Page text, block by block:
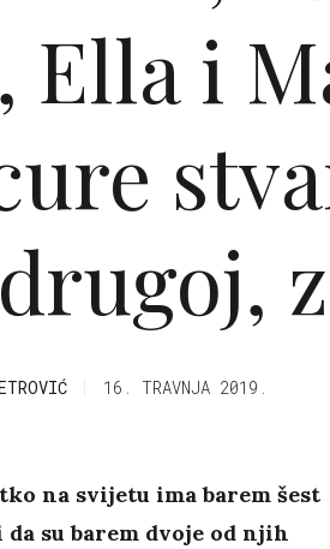
i
16. TRAVNJA 2019.
na svijetu ima barem šest
su barem dvoje od njih